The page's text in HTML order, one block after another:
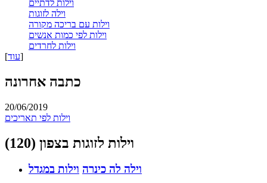
וילות לדתיים
וילה לזוגות
וילות עם בריכה מקורה
וילות לפי כמות אנשים
וילות לחרדים
[עוד]
כתבה אחרונה
20/06/2019
וילות לפי תאריכים
וילות לזוגות בצפון (120)
וילה לה כינרה וילות במגדל